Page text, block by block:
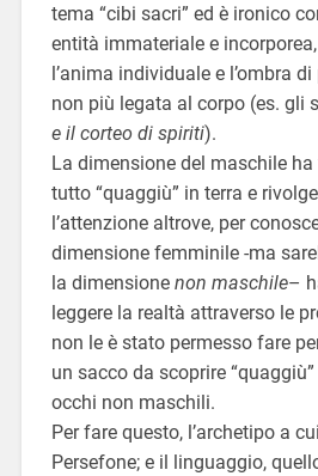
tema “cibi sacri” ed è ironico
entità immateriale e
l’anima individuale e l’ombra
non più legata al corpo (es. gli
e il corteo di spiriti).
La dimensione del maschile
tutto “quaggiù” in terra e
l’attenzione altrove, per
dimensione femminile -ma
la dimensione non maschile–
leggere la realtà attraverso le
non le è stato permesso fare
un sacco da scoprire
occhi non maschili.
Per fare questo, l’archetipo a
Persefone; e il linguaggio,